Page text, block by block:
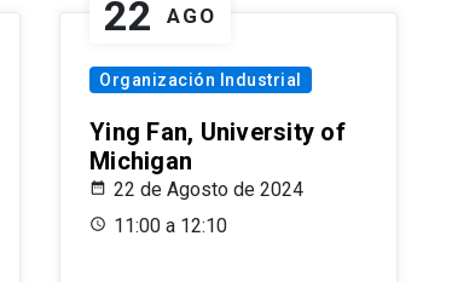
22 AGO
Organización Industrial
Ying Fan, University of
Michigan
22 de Agosto de 2024
11:00 a 12:10